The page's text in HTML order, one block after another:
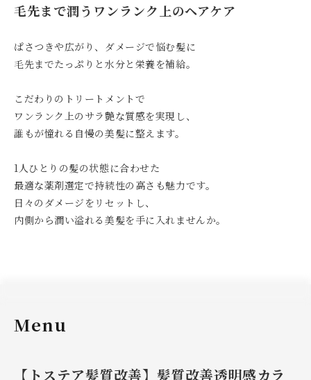
毛先まで潤うワンランク上のヘアケア
ぱさつきや広がり、ダメージで悩む髪に
毛先までたっぷりと水分と栄養を補給。
こだわりのトリートメントで
ワンランク上のサラ艶な質感を実現し、
誰もが憧れる自慢の美髪に整えます。
1人ひとりの髪の状態に合わせた
最適な薬剤選定で持続性の高さも魅力です。
日々のダメージをリセットし、
内側から潤い溢れる美髪を手に入れませんか。
Menu
【トステア髪質改善】髪質改善透明感カラ